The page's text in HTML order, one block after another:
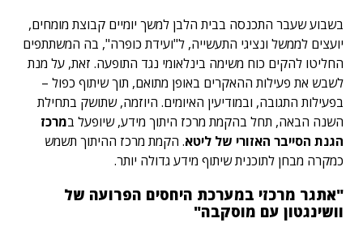
בשבוע שעבר התכנסה בבית הלבן למשך יומיים קבוצת מומחים,
יועצים לממשל ונציגי התעשייה, ל"ועידת כופרה", בה המשתתפים
החליטו להקים כוח משימה בינלאומי נגד התופעה. זאת, על מנת
לשבש את פעילות ההאקרים באופן מתואם, תוך שיתוף כפול –
בפעילות התגובה, ובמודיעין האיומים. היוזמה, שתושק בתחילת
השנה הבאה, תחל בהקמת מרכז היתוך מידע, שיופעל במרכז
הגנת הסייבר האזורי של ליטא. הקמת מרכז ההיתוך תשמש
כמקרה מבחן לתוכנית שיתוף מידע גדולה יותר.
"אתגר מרכזי במערכת היחסים הפרועה של
וושינגטון עם מוסקבה"